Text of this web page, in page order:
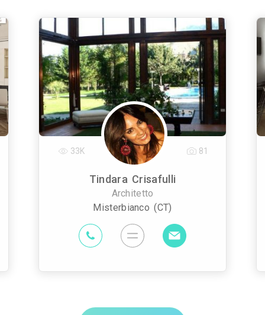
Tindara Crisafulli
Architetto
Misterbianco (CT)
33K 81